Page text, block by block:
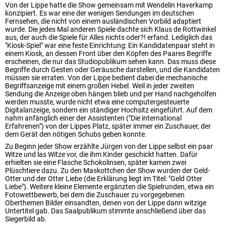
Von der Lippe hatte die Show gemeinsam mit Wendelin Haverkamp
konzipiert. Es war eine der wenigen Sendungen im deutschen
Fernsehen, die nicht von einem ausländischen Vorbild adaptiert
wurde. Die jedes Mal anderen Spiele dachte sich Klaus de Rottwinkel
aus, der auch die Spiele für Alles nichts oder?! erfand. Lediglich das
"Kiosk-Spiel" war eine feste Einrichtung: Ein Kandidatenpaar steht in
einem Kiosk, an dessen Front über den Köpfen des Paares Begriffe
erscheinen, die nur das Studiopublikum sehen kann. Das muss diese
Begriffe durch Gesten oder Geräusche darstellen, und die Kandidaten
müssen sie erraten. Von der Lippe bedient dabei die mechanische
Begriffsanzeige mit einem großen Hebel. Weil in jeder zweiten
Sendung die Anzeige oben hängen blieb und per Hand nachgeholfen
werden musste, wurde nicht etwa eine computergesteuerte
Digitalanzeige, sondern ein ständiger Hochsitz eingeführt. Auf dem
nahm anfänglich einer der Assistenten ("Die international
Erfahrenen") von der Lippes Platz, später immer ein Zuschauer, der
dem Gerät den nötigen Schubs geben konnte.
Zu Beginn jeder Show erzählte Jürgen von der Lippe selbst ein paar
Witze und las Witze vor, die ihm Kinder geschickt hatten. Dafür
erhielten sie eine Flasche Schokolinsen, später kamen zwei
Plüschtiere dazu. Zu den Maskottchen der Show wurden der Geld-
Otter und der Otter Liebe (die Erklärung liegt im Titel: "Geld Otter
Liebe"). Weitere kleine Elemente ergänzten die Spielrunden, etwa ein
Fotowettbewerb, bei dem die Zuschauer zu vorgegebenen
Oberthemen Bilder einsandten, denen von der Lippe dann witzige
Untertitel gab. Das Saalpublikum stimmte anschließend über das
Siegerbild ab.